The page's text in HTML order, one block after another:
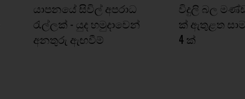
යාපනයේ සිවිල් අපරාධ
රැල්ලක් - යුද හමුදාවෙන්
අනතුරු ඇඟවීම්
විදුලි බල
ක් ඇතුළත
4 ක්